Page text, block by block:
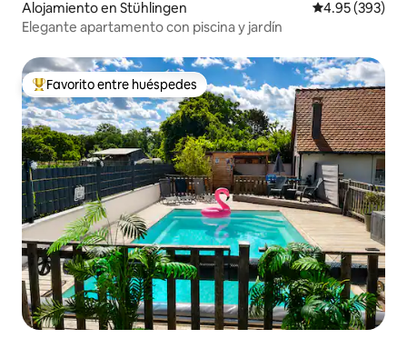
Alojamiento en Stühlingen Calificación
4.95 (393)
Elegante apartamento con piscina y jardín
Favorito entre huéspedes preferido
Favorito entre huéspedes